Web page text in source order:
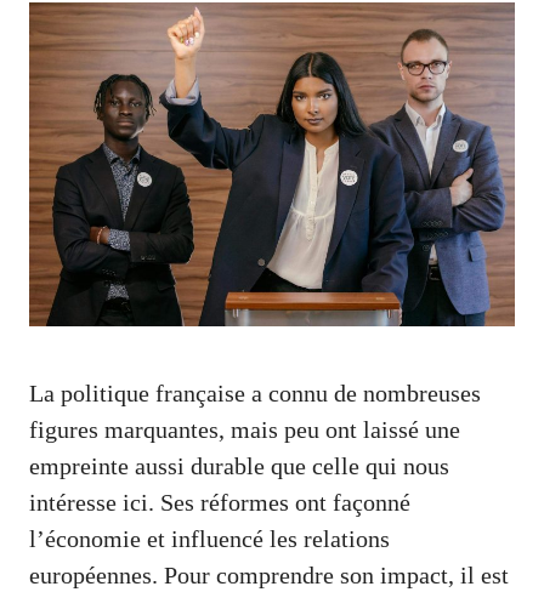
La politique française a connu de nombreuses
figures marquantes, mais peu ont laissé une
empreinte aussi durable que celle qui nous
intéresse ici. Ses réformes ont façonné
l’économie et influencé les relations
européennes. Pour comprendre son impact, il est